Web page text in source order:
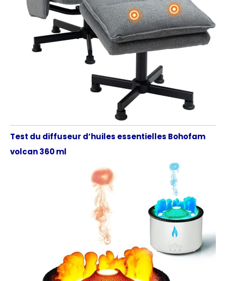
Test du diffuseur d’huiles essentielles Bohofam
volcan 360 ml